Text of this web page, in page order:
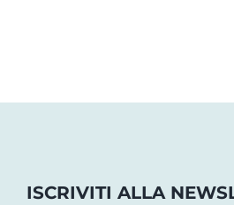
ISCRIVITI ALLA